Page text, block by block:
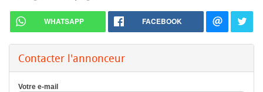
WHATSAPP FACEBOOK
Contacter l'annonceur
Votre e-mail